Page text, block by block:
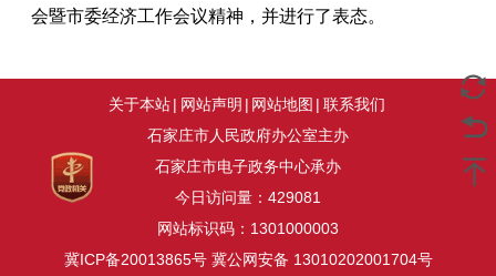
会暨市委经济工作会议精神，并进行了表态。
关于本站| 网站声明 | 网站地图 | 联系我们
石家庄市人民政府办公室主办
石家庄市电子政务中心承办
今日访问量： 429081
网站标识码：1301000003
冀ICP备20013865号 冀公网安备 13010202001704号